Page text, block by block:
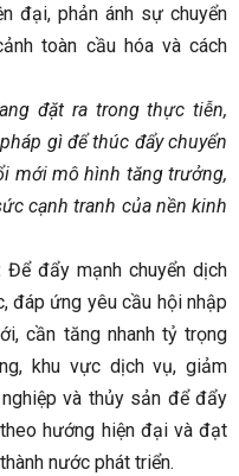
đại, phản ánh sự chuyển
toàn cầu hóa và cách
đặt ra trong thực tiễn,
gì để thúc đẩy chuyển
mới mô hình tăng trưởng,
cạnh tranh của nền kinh
Để đẩy mạnh chuyển dịch
đáp ứng yêu cầu hội nhập
cần tăng nhanh tỷ trọng
khu vực dịch vụ, giảm
và thủy sản để đẩy
hướng hiện đại và đạt
nước phát triển.